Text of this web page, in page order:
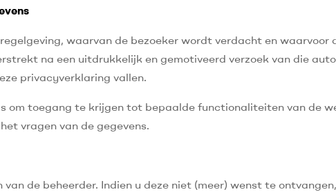
waarvan de bezoeker wordt verdacht en
na een uitdrukkelijk en gemotiveerd verzoek van die
privacyverklaring vallen.
om toegang te krijgen tot bepaalde functionaliteiten van de
vragen van de gegevens.
de beheerder. Indien u deze niet (meer) wenst te